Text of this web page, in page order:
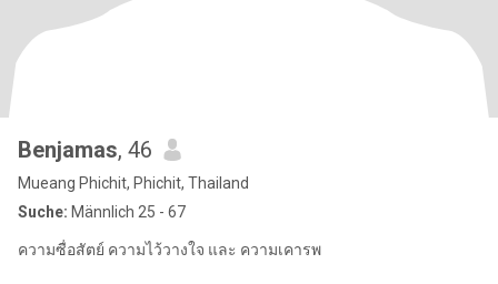
Benjamas, 46
Mueang Phichit, Phichit, Thailand
Suche: Männlich 25 - 67
ความซื่อสัตย์ ความไว้วางใจ และ ความเคารพ